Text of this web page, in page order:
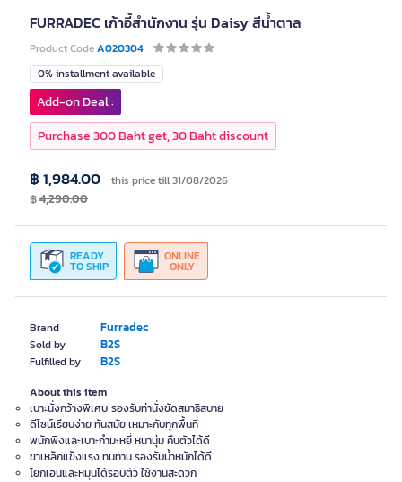
FURRADEC เก้าอี้สำนักงาน รุ่น Daisy สีน้ำตาล
Product CodeA020304
Brand Furradec
Sold by B2S
Fulfilled by B2S
0% installment available
READY
TO SHIP
ONLINE
ONLY
฿ 1,984.00 this price till 31/08/2026
฿4,290.00
Add-on Deal :
Purchase 300 Baht get, 30 Baht discount
About this item
เบาะนั่งกว้างพิเศษ รองรับท่านั่งขัดสมาธิสบาย
ดีไซน์เรียบง่าย ทันสมัย เหมาะกับทุกพื้นที่
พนักพิงและเบาะกำมะหยี่ หนานุ่ม คืนตัวได้ดี
ขาเหล็กแข็งแรง ทนทาน รองรับน้ำหนักได้ดี
โยกเอนและหมุนได้รอบตัว ใช้งานสะดวก